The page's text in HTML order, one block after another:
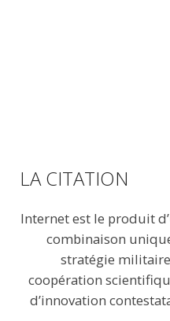
LA CITATION
Internet est le produit
combinaison
stratégie
coopération
d’innovation